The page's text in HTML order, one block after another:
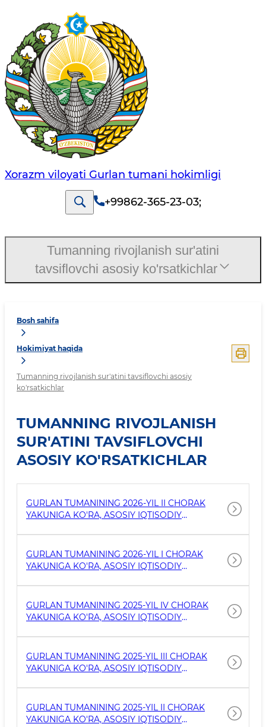
Xorazm viloyati Gurlan tumani hokimligi
+99862-365-23-03;
Bosh sahifa
Hokimiyat haqida
Tumanning rivojlanish sur'atini tavsiflovchi asosiy
ko'rsatkichlar
TUMANNING RIVOJLANISH
SUR'ATINI TAVSIFLOVCHI
ASOSIY KO'RSATKICHLAR
GURLAN TUMANINING 2026-YIL II CHORAK
YAKUNIGA KO'RA, ASOSIY IQTISODIY
GURLAN TUMANINING 2026-YIL I CHORAK
YAKUNIGA KO'RA, ASOSIY IQTISODIY
GURLAN TUMANINING 2025-YIL IV CHORAK
YAKUNIGA KO'RA, ASOSIY IQTISODIY
GURLAN TUMANINING 2025-YIL III CHORAK
YAKUNIGA KO'RA, ASOSIY IQTISODIY
GURLAN TUMANINING 2025-YIL II CHORAK
YAKUNIGA KO'RA, ASOSIY IQTISODIY
Tumanning rivojlanish sur'atini
tavsiflovchi asosiy ko'rsatkichlar